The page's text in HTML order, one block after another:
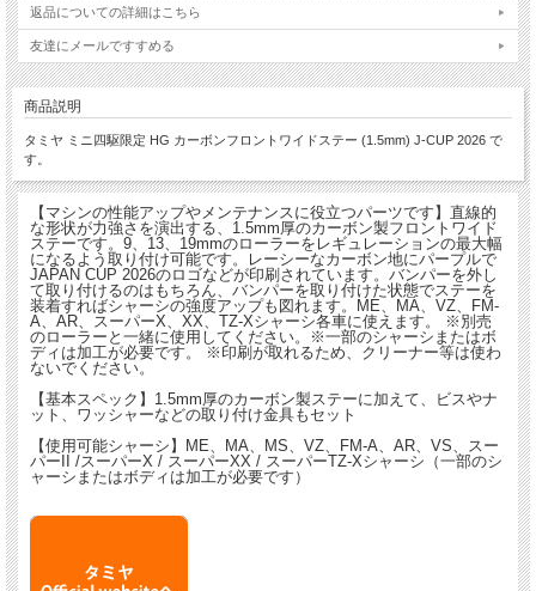
返品についての詳細はこちら
友達にメールですすめる
商品説明
タミヤ ミニ四駆限定 HG カーボンフロントワイドステー (1.5mm) J-CUP 2026 で
す。
【マシンの性能アップやメンテナンスに役立つパーツです】直線的
な形状が力強さを演出する、1.5mm厚のカーボン製フロントワイド
ステーです。9、13、19mmのローラーをレギュレーションの最大幅
になるよう取り付け可能です。レーシーなカーボン地にパープルで
JAPAN CUP 2026のロゴなどが印刷されています。バンパーを外し
て取り付けるのはもちろん、バンパーを取り付けた状態でステーを
装着すればシャーシの強度アップも図れます。ME、MA、VZ、FM-
A、AR、スーパーX、XX、TZ-Xシャーシ各車に使えます。 ※別売
のローラーと一緒に使用してください。※一部のシャーシまたはボ
ディは加工が必要です。 ※印刷が取れるため、クリーナー等は使わ
ないでください。
【基本スペック】1.5mm厚のカーボン製ステーに加えて、ビスやナ
ット、ワッシャーなどの取り付け金具もセット
【使用可能シャーシ】ME、MA、MS、VZ、FM-A、AR、VS、スー
パーII /スーパーX / スーパーXX / スーパーTZ-Xシャーシ（一部のシ
ャーシまたはボディは加工が必要です）